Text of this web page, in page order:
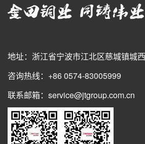
地址：浙江省宁波市江北区慈城镇城
咨询热线：+86 0574-83005999
联系邮箱：service@jtgroup.com.cn